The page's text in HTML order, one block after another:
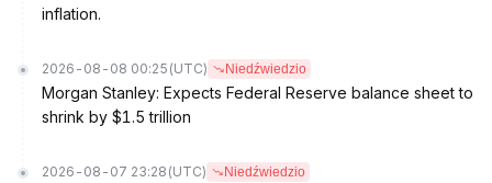
inflation.
2026-08-08 00:25 (UTC) Niedźwiedzio
Morgan Stanley: Expects Federal Reserve balance sheet to
shrink by $1.5 trillion
2026-08-07 23:28 (UTC) Niedźwiedzio